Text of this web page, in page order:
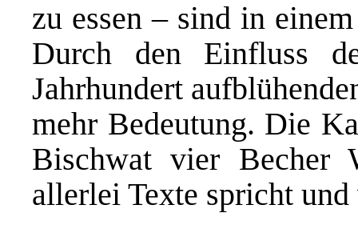
zu essen – sind in
Durch den Einfluss
Jahrhundert
mehr Bedeutung. Die
Bischwat vier Becher
allerlei Texte spricht